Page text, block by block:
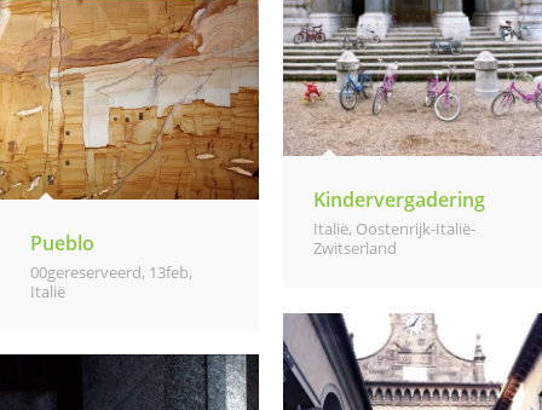
Kindervergadering
Italië, Oostenrijk-Italië-
Zwitserland
Pueblo
00gereserveerd, 13feb,
Italië